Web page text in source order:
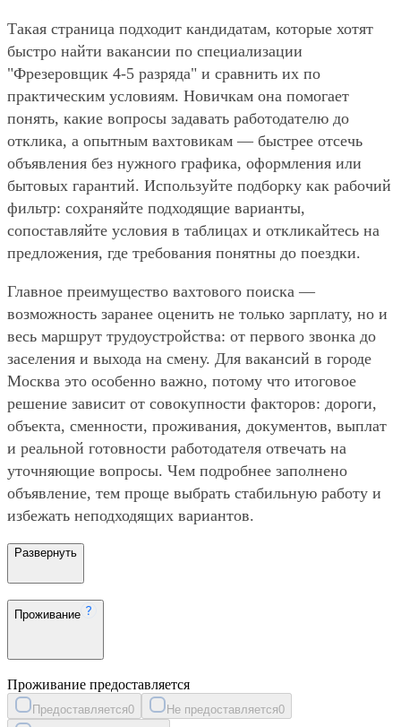
Такая страница подходит кандидатам, которые хотят
быстро найти вакансии по специализации
"Фрезеровщик 4-5 разряда" и сравнить их по
практическим условиям. Новичкам она помогает
понять, какие вопросы задавать работодателю до
отклика, а опытным вахтовикам — быстрее отсечь
объявления без нужного графика, оформления или
бытовых гарантий. Используйте подборку как рабочий
фильтр: сохраняйте подходящие варианты,
сопоставляйте условия в таблицах и откликайтесь на
предложения, где требования понятны до поездки.
Главное преимущество вахтового поиска —
возможность заранее оценить не только зарплату, но и
весь маршрут трудоустройства: от первого звонка до
заселения и выхода на смену. Для вакансий в городе
Москва это особенно важно, потому что итоговое
решение зависит от совокупности факторов: дороги,
объекта, сменности, проживания, документов, выплат
и реальной готовности работодателя отвечать на
уточняющие вопросы. Чем подробнее заполнено
объявление, тем проще выбрать стабильную работу и
избежать неподходящих вариантов.
Развернуть
Проживание
Проживание предоставляется
Предоставляется0 Не предоставляется0